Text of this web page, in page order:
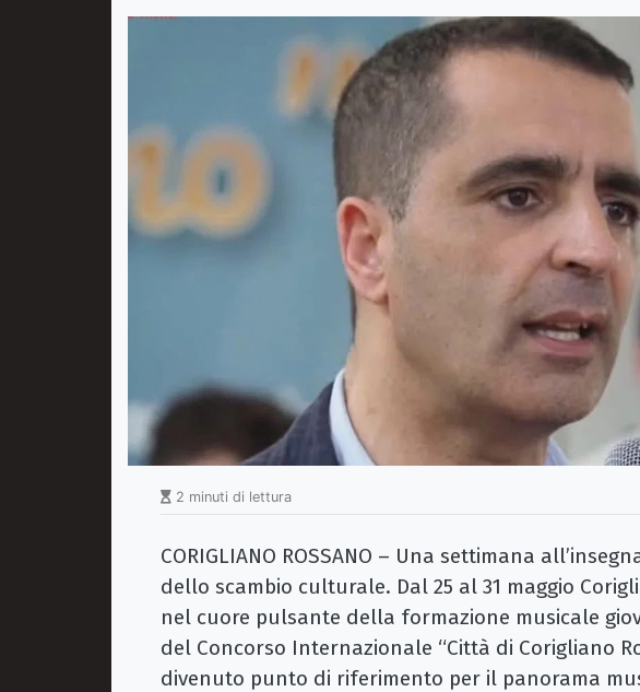
2 minuti di lettura
CORIGLIANO ROSSANO – Una settimana
dello scambio culturale. Dal 25 al 31 maggio
nel cuore pulsante della formazione musicale
del Concorso Internazionale “Città di Corigliano
divenuto punto di riferimento per il panorama